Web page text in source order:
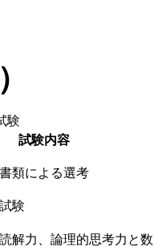
験
試験内容
類による選考
験
解力、論理的思考力と